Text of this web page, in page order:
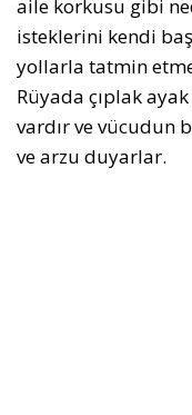
aile korkusu gibi
isteklerini kendi
yollarla tatmin
Rüyada çıplak
vardır ve vücudun
ve arzu duyarlar.